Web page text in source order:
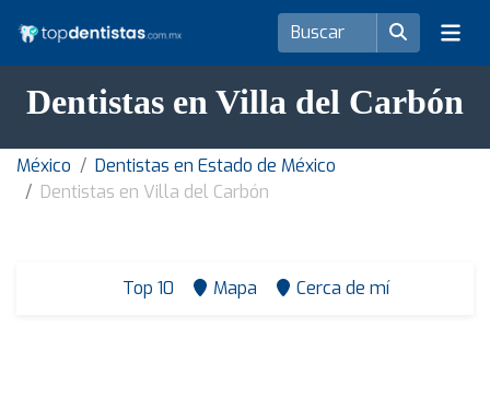
Dentistas en Villa del Carbón
México
Dentistas en Estado de México
Dentistas en Villa del Carbón
Top 10 Mapa Cerca de mí